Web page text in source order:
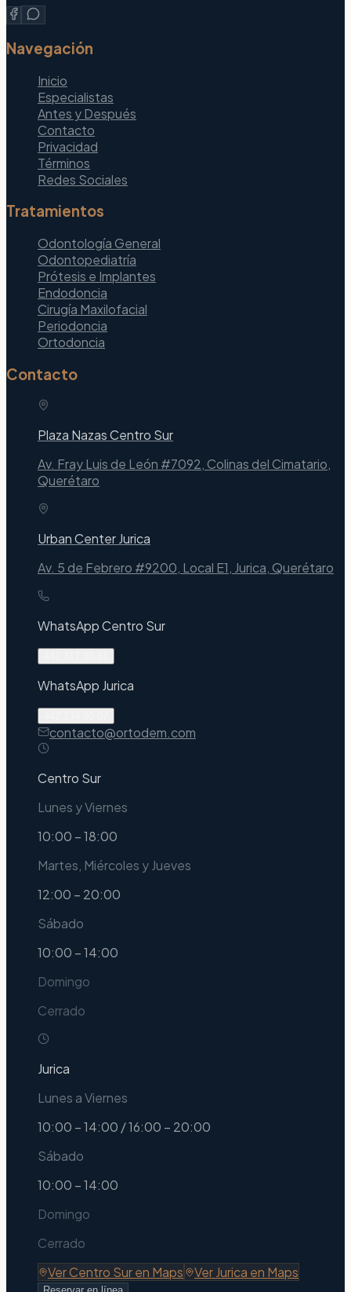
Navegación
Inicio
Especialistas
Antes y Después
Contacto
Privacidad
Términos
Redes Sociales
Tratamientos
Odontología General
Odontopediatría
Prótesis e Implantes
Endodoncia
Cirugía Maxilofacial
Periodoncia
Ortodoncia
Contacto
Plaza Nazas Centro Sur
Av. Fray Luis de León #7092, Colinas del Cimatario,
Querétaro
Urban Center Jurica
Av. 5 de Febrero #9200, Local E1, Jurica, Querétaro
WhatsAppCentro Sur
WhatsApp Jurica
contacto@ortodem.com
Centro Sur
Lunes y Viernes
10:00 – 18:00
Martes, Miércoles y Jueves
12:00 – 20:00
Sábado
10:00 – 14:00
Domingo
Cerrado
Jurica
Lunes a Viernes
10:00 – 14:00 / 16:00 – 20:00
Sábado
10:00 – 14:00
Domingo
Cerrado
VerCentro Suren Maps VerJurica en Maps